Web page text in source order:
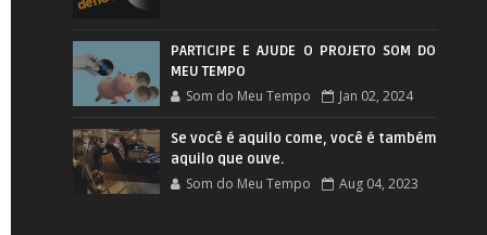
PARTICIPE E AJUDE O PROJETO SOM DO
MEU TEMPO
Som do Meu Tempo Jan 02, 2024
Se você é aquilo come, você é também
aquilo que ouve.
Som do Meu Tempo Aug 04, 2023